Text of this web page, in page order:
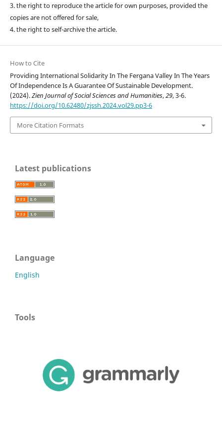
3. the right to reproduce the article for own purposes, provided the
copies are not offered for sale,
4. the right to self-archive the article.
How to Cite
Providing International Solidarity In The Fergana Valley In The Years
Of Independence Is A Guarantee Of Sustainable Development.
(2024).Zien Journal of Social Sciences and Humanities,29, 3-6.
https://doi.org/10.62480/zjssh.2024.vol29.pp3-6
More Citation Formats
Latest publications
Language
English
Tools